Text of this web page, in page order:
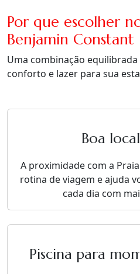
Por que escolher
Benjamin Constant
Uma combinação
conforto e lazer para sua
Boa
A proximidade com a
rotina de viagem e ajuda
cada dia com
Piscina para